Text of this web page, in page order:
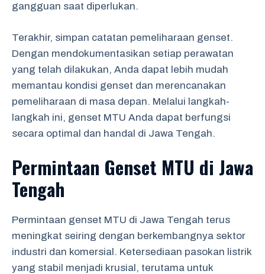
gangguan saat diperlukan.
Terakhir, simpan catatan pemeliharaan genset.
Dengan mendokumentasikan setiap perawatan
yang telah dilakukan, Anda dapat lebih mudah
memantau kondisi genset dan merencanakan
pemeliharaan di masa depan. Melalui langkah-
langkah ini, genset MTU Anda dapat berfungsi
secara optimal dan handal di Jawa Tengah.
Permintaan Genset MTU di Jawa
Tengah
Permintaan genset MTU di Jawa Tengah terus
meningkat seiring dengan berkembangnya sektor
industri dan komersial. Ketersediaan pasokan listrik
yang stabil menjadi krusial, terutama untuk